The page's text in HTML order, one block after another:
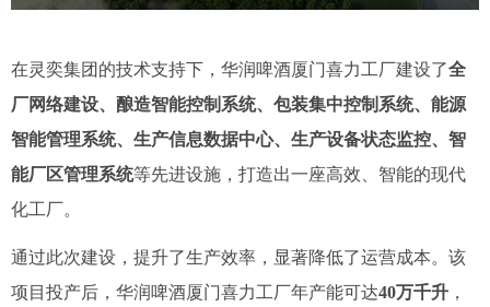
在灵奕集团的技术支持下，华润啤酒厦门喜力工厂建设了全
厂网络建设、酿造智能控制系统、包装集中控制系统、能源
智能管理系统、生产信息数据中心、生产设备状态监控、智
能厂区管理系统等先进设施，打造出一座高效、智能的现代
化工厂。
通过此次建设，提升了生产效率，显著降低了运营成本。该
项目投产后，华润啤酒厦门喜力工厂年产能可达40万千升 ，